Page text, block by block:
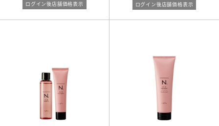
ビックサイズ
ログイン後店舗価格表示 ログイン後店舗価格表示